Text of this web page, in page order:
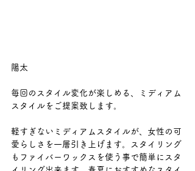
陽太
毎回のスタイル変化が楽しめる、ミディアム
スタイルをご提案致します。
軽すぎないミディアムスタイルが、女性の可
愛らしさを一層引き上げます。スタイリング
もファイバーワックスを使う事で簡単にスタ